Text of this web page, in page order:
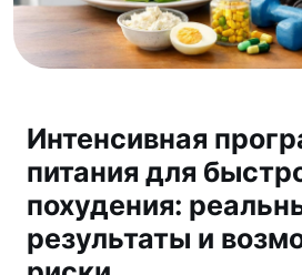
Интенсивная
питания для
похудения:
результаты и